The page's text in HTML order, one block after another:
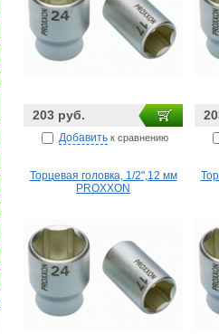
203 руб.
Добавить к сравнению
Торцевая головка, 1/2",12 мм
PROXXON